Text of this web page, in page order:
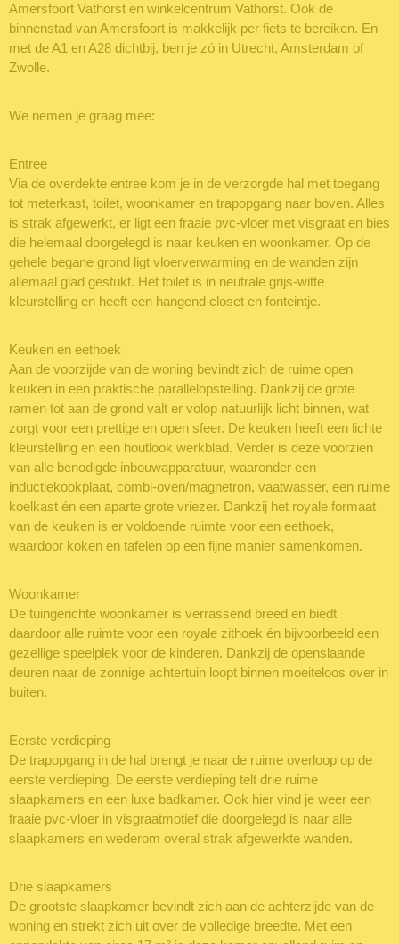
Amersfoort Vathorst en winkelcentrum Vathorst. Ook de
binnenstad van Amersfoort is makkelijk per fiets te bereiken. En
met de A1 en A28 dichtbij, ben je zó in Utrecht, Amsterdam of
Zwolle.
We nemen je graag mee:
Entree
Via de overdekte entree kom je in de verzorgde hal met toegang
tot meterkast, toilet, woonkamer en trapopgang naar boven. Alles
is strak afgewerkt, er ligt een fraaie pvc-vloer met visgraat en bies
die helemaal doorgelegd is naar keuken en woonkamer. Op de
gehele begane grond ligt vloerverwarming en de wanden zijn
allemaal glad gestukt. Het toilet is in neutrale grijs-witte
kleurstelling en heeft een hangend closet en fonteintje.
Keuken en eethoek
Aan de voorzijde van de woning bevindt zich de ruime open
keuken in een praktische parallelopstelling. Dankzij de grote
ramen tot aan de grond valt er volop natuurlijk licht binnen, wat
zorgt voor een prettige en open sfeer. De keuken heeft een lichte
kleurstelling en een houtlook werkblad. Verder is deze voorzien
van alle benodigde inbouwapparatuur, waaronder een
inductiekookplaat, combi-oven/magnetron, vaatwasser, een ruime
koelkast én een aparte grote vriezer. Dankzij het royale formaat
van de keuken is er voldoende ruimte voor een eethoek,
waardoor koken en tafelen op een fijne manier samenkomen.
Woonkamer
De tuingerichte woonkamer is verrassend breed en biedt
daardoor alle ruimte voor een royale zithoek én bijvoorbeeld een
gezellige speelplek voor de kinderen. Dankzij de openslaande
deuren naar de zonnige achtertuin loopt binnen moeiteloos over in
buiten.
Eerste verdieping
De trapopgang in de hal brengt je naar de ruime overloop op de
eerste verdieping. De eerste verdieping telt drie ruime
slaapkamers en een luxe badkamer. Ook hier vind je weer een
fraaie pvc-vloer in visgraatmotief die doorgelegd is naar alle
slaapkamers en wederom overal strak afgewerkte wanden.
Drie slaapkamers
De grootste slaapkamer bevindt zich aan de achterzijde van de
woning en strekt zich uit over de volledige breedte. Met een